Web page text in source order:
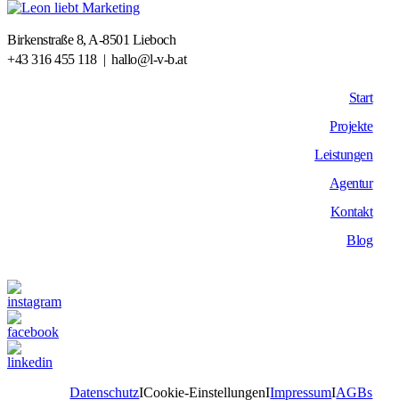
Birkenstraße 8, A-8501 Lieboch
+43 316 455 118 | hallo@l-v-b.at
Start
Projekte
Leistungen
Agentur
Kontakt
Blog
DatenschutzICookie-EinstellungenIImpressumIAGBs